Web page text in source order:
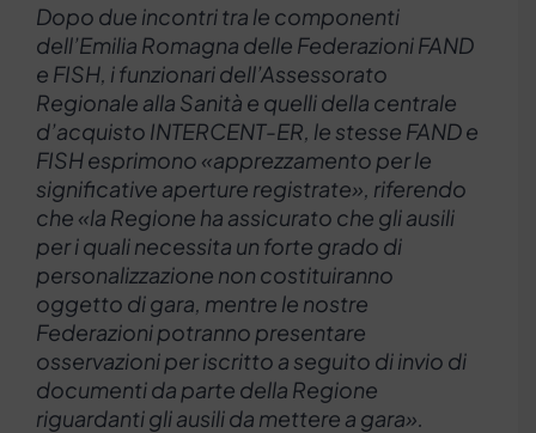
Dopo due incontri tra le componenti
dell’Emilia Romagna delle Federazioni FAND
e FISH, i funzionari dell’Assessorato
Regionale alla Sanità e quelli della centrale
d’acquisto INTERCENT-ER, le stesse FAND e
FISH esprimono «apprezzamento per le
significative aperture registrate», riferendo
che «la Regione ha assicurato che gli ausili
per i quali necessita un forte grado di
personalizzazione non costituiranno
oggetto di gara, mentre le nostre
Federazioni potranno presentare
osservazioni per iscritto a seguito di invio di
documenti da parte della Regione
riguardanti gli ausili da mettere a gara».